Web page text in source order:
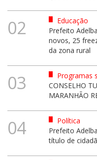
02
Educação
Prefeito
novos, 25
da zona rural
03
Programas
CONSELHO
MARANHÃO
04
Política
Prefeito
título de